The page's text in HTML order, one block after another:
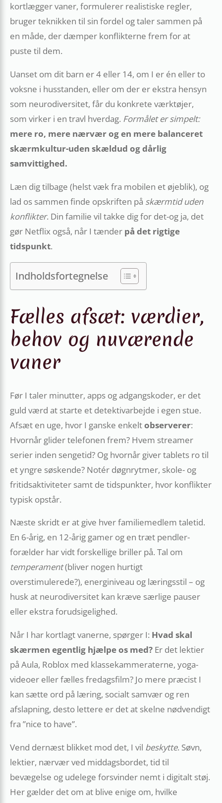
kortlægger vaner, formulerer realistiske regler,
bruger teknikken til sin fordel og taler sammen på
en måde, der dæmper konflikterne frem for at
puste til dem.
Uanset om dit barn er 4 eller 14, om I er én eller to
voksne i husstanden, eller om der er ekstra hensyn
som neurodiversitet, får du konkrete værktøjer,
som virker i en travl hverdag. Formålet er simpelt:
mere ro, mere nærvær og en mere balanceret
skærmkultur-uden skældud og dårlig
samvittighed.
Læn dig tilbage (helst væk fra mobilen et øjeblik), og
lad os sammen finde opskriften på skærmtid uden
konflikter. Din familie vil takke dig for det-og ja, det
gør Netflix også, når I tænder på det rigtige
tidspunkt.
Indholdsfortegnelse
Fælles afsæt: værdier,
behov og nuværende
vaner
Før I taler minutter, apps og adgangskoder, er det
guld værd at starte et detektivarbejde i egen stue.
Afsæt en uge, hvor I ganske enkeltobserverer:
Hvornår glider telefonen frem? Hvem streamer
serier inden sengetid? Og hvornår giver tablets ro til
et yngre søskende? Notér døgnrytmer, skole- og
fritidsaktiviteter samt de tidspunkter, hvor konflikter
typisk opstår.
Næste skridt er at give hver familiemedlem taletid.
En 6-årig, en 12-årig gamer og en træt pendler­
forælder har vidt forskellige briller på. Tal om
temperament(bliver nogen hurtigt
overstimulerede?), energiniveau og læringsstil – og
husk at neurodiversitet kan kræve særlige pauser
eller ekstra forudsigelighed.
Når I har kortlagt vanerne, spørger I: Hvad skal
skærmen egentlig hjælpe os med? Er det lektier
på Aula, Roblox med klassekammeraterne, yoga-
videoer eller fælles fredagsfilm? Jo mere præcist I
kan sætte ord på læring, socialt samvær og ren
afslapning, desto lettere er det at skelne nødvendigt
fra ”nice to have”.
Vend dernæst blikket mod det, I vil beskytte. Søvn,
lektier, nærvær ved middagsbordet, tid til
bevægelse og udelege forsvinder nemt i digitalt støj.
Her gælder det om at blive enige om, hvilke